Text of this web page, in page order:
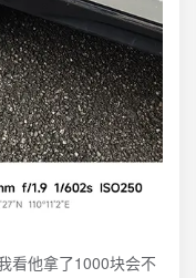
他拿了1000块会不